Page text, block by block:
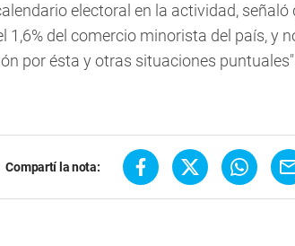
electoral en la actividad, señaló
1,6% del comercio minorista del país, y
por ésta y otras situaciones
Compartí la nota: